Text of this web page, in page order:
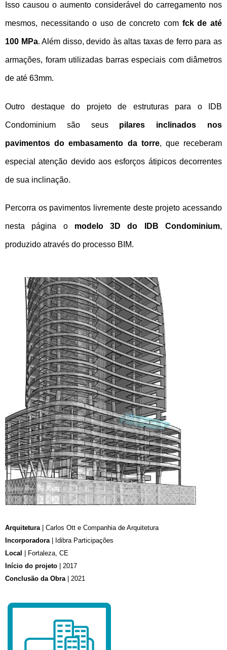
Isso causou o aumento considerável do carregamento nos
mesmos, necessitando o uso de concreto com fck de até
100 MPa. Além disso, devido às altas taxas de ferro para as
armações, foram utilizadas barras especiais com diâmetros
de até 63mm.
Outro destaque do projeto de estruturas para o IDB
Condominium são seus pilares inclinados nos
pavimentos do embasamento da torre, que receberam
especial atenção devido aos esforços átipicos decorrentes
de sua inclinação.
Percorra os pavimentos livremente deste projeto acessando
nesta página o modelo 3D do IDB Condominium,
produzido através do processo BIM.
Arquitetura | Carlos Ott e Companhia de Arquitetura
Incorporadora | Idibra Participações
Local
| Fortaleza, CE
Início do projeto | 2017
Conclusão da Obra | 2021